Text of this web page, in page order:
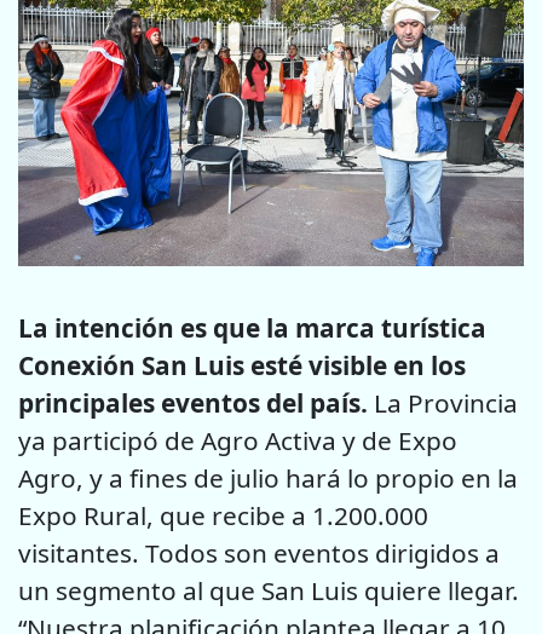
La intención es que la marca turística
Conexión San Luis esté visible en los
principales eventos del país. La Provincia
ya participó de Agro Activa y de Expo
Agro, y a fines de julio hará lo propio en la
Expo Rural, que recibe a 1.200.000
visitantes. Todos son eventos dirigidos a
un segmento al que San Luis quiere llegar.